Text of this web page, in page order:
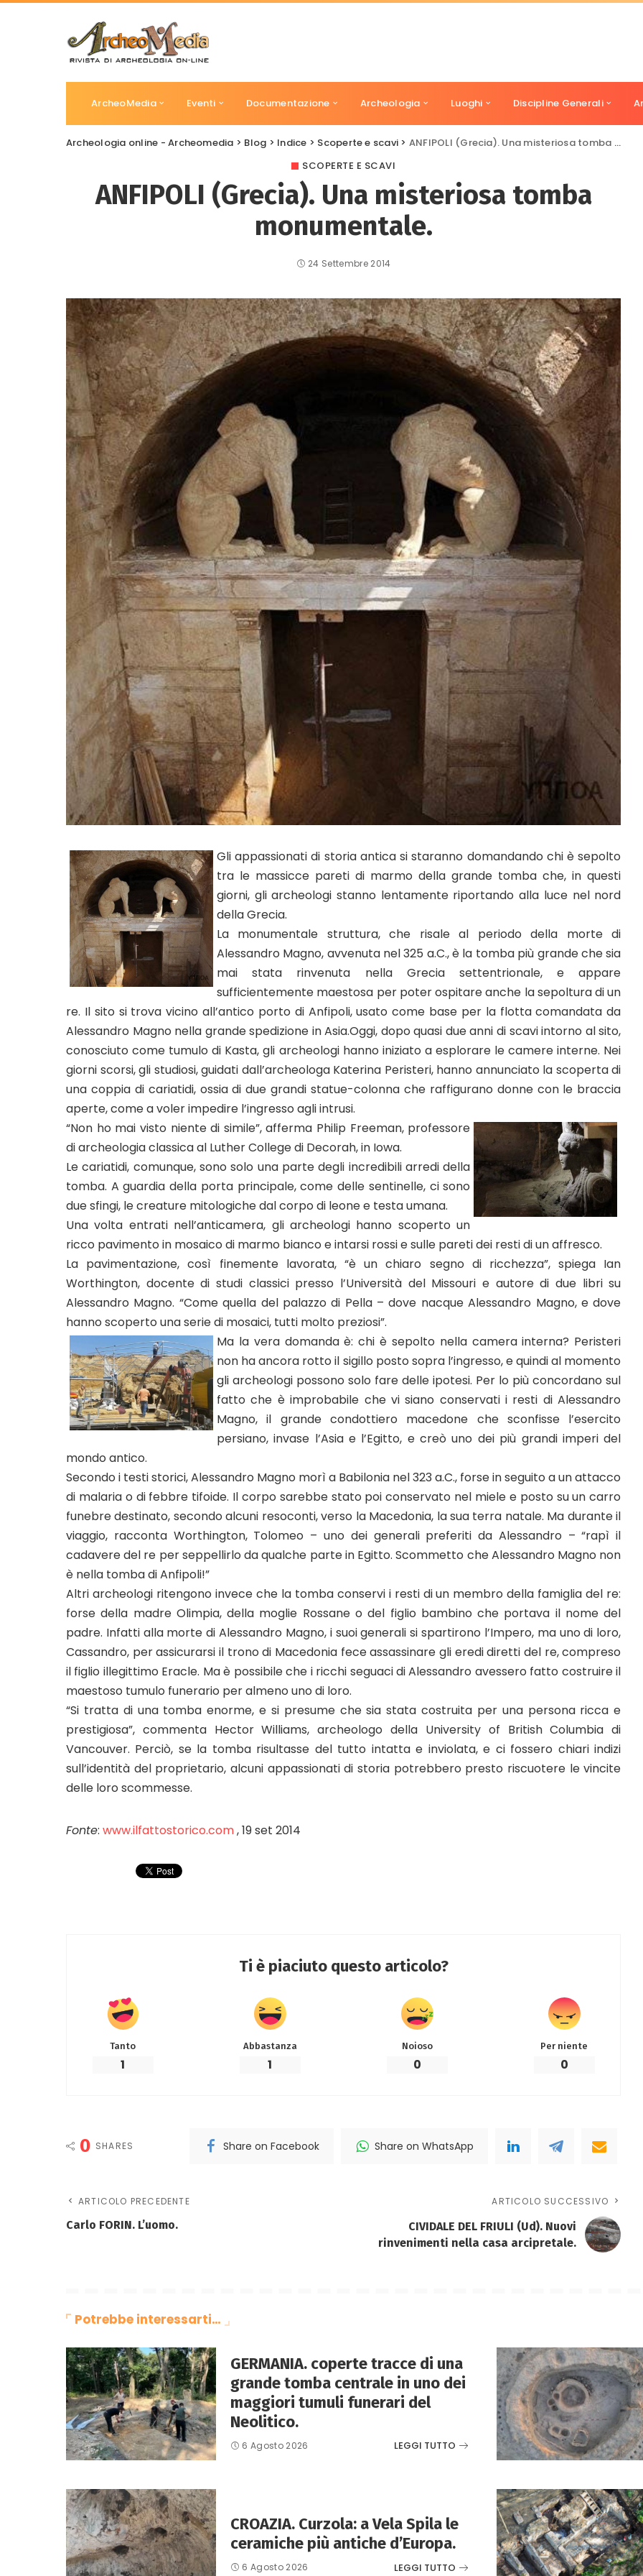
ArcheoMedia Eventi Documentazione Archeologia Luoghi Discipline Generali
Archeologia online - Archeomedia > Blog > Indice > Scoperte e scavi > ANFIPOLI (Grecia). Una misteriosa tomba monumentale.
SCOPERTE E SCAVI
ANFIPOLI (Grecia). Una misteriosa tomba
monumentale.
24 Settembre 2014
Gli appassionati di storia antica si staranno domandando chi è sepolto
tra le massicce pareti di marmo della grande tomba che, in questi
giorni, gli archeologi stanno lentamente riportando alla luce nel nord
della Grecia.
La monumentale struttura, che risale al periodo della morte di
Alessandro Magno, avvenuta nel 325 a.C., è la tomba più grande che sia
mai stata rinvenuta nella Grecia settentrionale, e appare
sufficientemente maestosa per poter ospitare anche la sepoltura di un
re. Il sito si trova vicino all’antico porto di Anfipoli, usato come base per la flotta comandata da
Alessandro Magno nella grande spedizione in Asia.Oggi, dopo quasi due anni di scavi intorno al sito,
conosciuto come tumulo di Kasta, gli archeologi hanno iniziato a esplorare le camere interne. Nei
giorni scorsi, gli studiosi, guidati dall’archeologa Katerina Peristeri, hanno annunciato la scoperta di
una coppia di cariatidi, ossia di due grandi statue-colonna che raffigurano donne con le braccia
aperte, come a voler impedire l’ingresso agli intrusi.
“Non ho mai visto niente di simile”, afferma Philip Freeman, professore
di archeologia classica al Luther College di Decorah, in Iowa.
Le cariatidi, comunque, sono solo una parte degli incredibili arredi della
tomba. A guardia della porta principale, come delle sentinelle, ci sono
due sfingi, le creature mitologiche dal corpo di leone e testa umana.
Una volta entrati nell’anticamera, gli archeologi hanno scoperto un
ricco pavimento in mosaico di marmo bianco e intarsi rossi e sulle pareti dei resti di un affresco.
La pavimentazione, così finemente lavorata, “è un chiaro segno di ricchezza”, spiega Ian
Worthington, docente di studi classici presso l’Università del Missouri e autore di due libri su
Alessandro Magno. “Come quella del palazzo di Pella – dove nacque Alessandro Magno, e dove
hanno scoperto una serie di mosaici, tutti molto preziosi”.
Ma la vera domanda è: chi è sepolto nella camera interna? Peristeri
non ha ancora rotto il sigillo posto sopra l’ingresso, e quindi al momento
gli archeologi possono solo fare delle ipotesi. Per lo più concordano sul
fatto che è improbabile che vi siano conservati i resti di Alessandro
Magno, il grande condottiero macedone che sconfisse l’esercito
persiano, invase l’Asia e l’Egitto, e creò uno dei più grandi imperi del
mondo antico.
Secondo i testi storici, Alessandro Magno morì a Babilonia nel 323 a.C., forse in seguito a un attacco
di malaria o di febbre tifoide. Il corpo sarebbe stato poi conservato nel miele e posto su un carro
funebre destinato, secondo alcuni resoconti, verso la Macedonia, la sua terra natale. Ma durante il
viaggio, racconta Worthington, Tolomeo – uno dei generali preferiti da Alessandro – “rapì il
cadavere del re per seppellirlo da qualche parte in Egitto. Scommetto che Alessandro Magno non
è nella tomba di Anfipoli!”
Altri archeologi ritengono invece che la tomba conservi i resti di un membro della famiglia del re:
forse della madre Olimpia, della moglie Rossane o del figlio bambino che portava il nome del
padre. Infatti alla morte di Alessandro Magno, i suoi generali si spartirono l’Impero, ma uno di loro,
Cassandro, per assicurarsi il trono di Macedonia fece assassinare gli eredi diretti del re, compreso
il figlio illegittimo Eracle. Ma è possibile che i ricchi seguaci di Alessandro avessero fatto costruire il
maestoso tumulo funerario per almeno uno di loro.
“Si tratta di una tomba enorme, e si presume che sia stata costruita per una persona ricca e
prestigiosa”, commenta Hector Williams, archeologo della University of British Columbia di
Vancouver. Perciò, se la tomba risultasse del tutto intatta e inviolata, e ci fossero chiari indizi
sull’identità del proprietario, alcuni appassionati di storia potrebbero presto riscuotere le vincite
delle loro scommesse.
Fonte: www.ilfattostorico.com, 19 set 2014
Ti è piaciuto questo articolo?
Tanto
1
Abbastanza
1
Noioso
0
Per niente
0
0 SHARES Share on Facebook Share on WhatsApp
ARTICOLO PRECEDENTE
Carlo FORIN. L’uomo.
ARTICOLO SUCCESSIVO
CIVIDALE DEL FRIULI (Ud). Nuovi
rinvenimenti nella casa arcipretale.
Potrebbe interessarti…
GERMANIA. coperte tracce di una
grande tomba centrale in uno dei
maggiori tumuli funerari del
Neolitico.
6 Agosto 2026 LEGGI TUTTO
CROAZIA. Curzola: a Vela Spila le
ceramiche più antiche d’Europa.
6 Agosto 2026 LEGGI TUTTO